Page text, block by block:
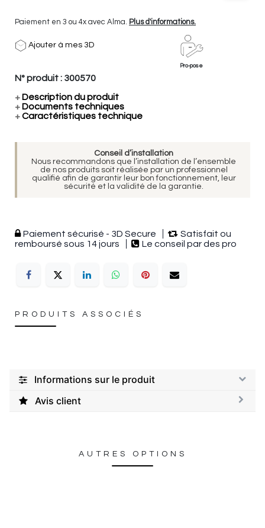
Paiement en 3 ou 4x avec Alma. Plus d'informations.
Ajouter à mes 3D
Pro-pose
N° produit : 300570
+ Description du produit
+ Documents techniques
+Caractéristiques technique
Conseil d’installation
Nous recommandons que l’installation de l’ensemble
de nos produits soit réalisée par un professionnel
qualifié afin de garantir leur bon fonctionnement, leur
sécurité et la validité de la garantie.
Paiement sécurisé - 3D Secure
Satisfait ou
remboursé sous 14 jours
Le conseil par des pro
PRODUITS ASSOCIÉS
Informations sur le produit
Avis client
AUTRES OPTIONS